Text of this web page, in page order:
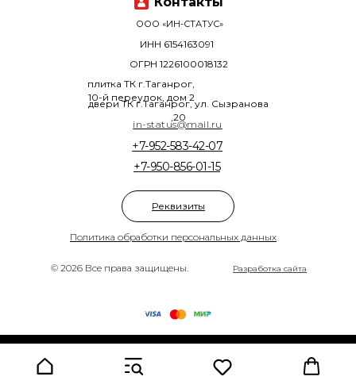
© 2026 Все права защищены.
Политика обработки персональных данных
+7-950-856-01-15
+7-952-583-42-07
ООО «ИН-СТАТУС»
плитка ТК г.Таганрог,
10-й переулок, дом 2
двери ТК г.Таганрог, ул. Сызранова
,20
ОГРН 1226100018132
ИНН 6154163091
Разработка сайта
in-status@mail.ru
Реквизиты
Made on Tilda